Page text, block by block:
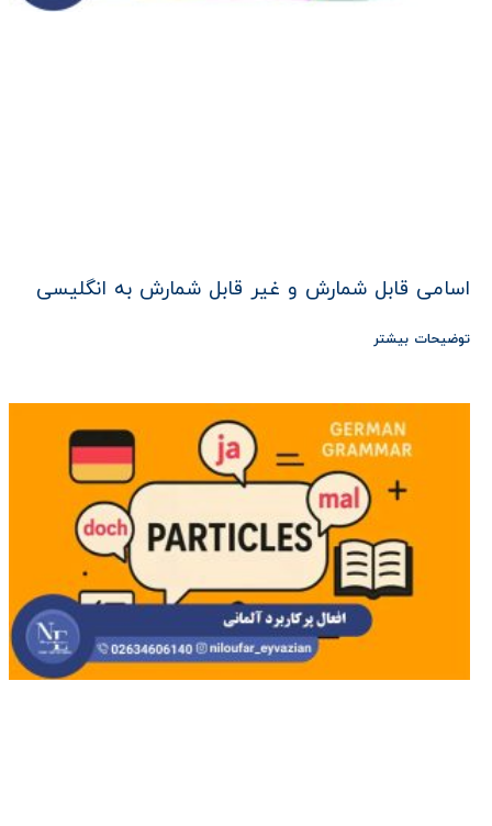
اسامی قابل شمارش و غیر قابل شمارش به انگلیسی
توضیحات بیشتر